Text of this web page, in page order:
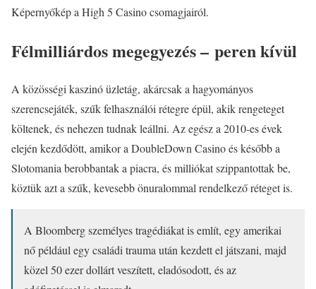
Képernyőkép a High 5 Casino csomagjairól.
Félmilliárdos megegyezés – peren kívül
A közösségi kaszinó üzletág, akárcsak a hagyományos
szerencsejáték, szűk felhasználói rétegre épül, akik rengeteget
költenek, és nehezen tudnak leállni. Az egész a 2010-es évek
elején kezdődött, amikor a DoubleDown Casino és később a
Slotomania berobbantak a piacra, és milliókat szippantottak be,
köztük azt a szűk, kevesebb önuralommal rendelkező réteget is.
A Bloomberg személyes tragédiákat is említ, egy amerikai
nő például egy családi trauma után kezdett el játszani, majd
közel 50 ezer dollárt veszített, eladósodott, és az